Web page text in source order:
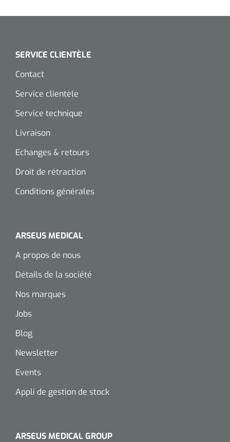
Wearables
Kits d'instruments
Produits pour le traitement des plaies chroniques
Hydrocolloïdes
Pansements en argent
Hydrogel
Bandages paraffine
siliconée
Alginates
Agraffes de fixation
SERVICE CLIENTÈLE
Contact
Service clientèle
Service technique
Livraison
Echanges & retours
Droit de rétraction
Conditions générales
ARSEUS MEDICAL
A propos de nous
Détails de la société
Nos marques
Jobs
Blog
Newsletter
Events
Appli de gestion de stock
ARSEUS MEDICAL GROUP